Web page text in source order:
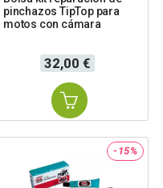
pinchazos TipTop para
motos con cámara
Precio
32,00 €
-15%